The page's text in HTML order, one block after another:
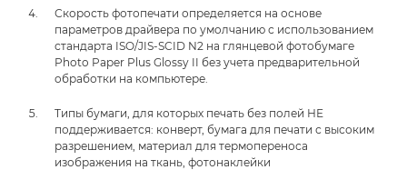
Скорость фотопечати определяется на основе
параметров драйвера по умолчанию с использованием
стандарта ISO/JIS-SCID N2 на глянцевой фотобумаге
Photo Paper Plus Glossy II без учета предварительной
обработки на компьютере.
Типы бумаги, для которых печать без полей НЕ
поддерживается: конверт, бумага для печати с высоким
разрешением, материал для термопереноса
изображения на ткань, фотонаклейки